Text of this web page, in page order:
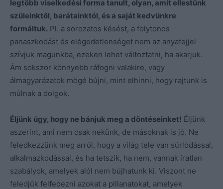
legtöbb viselkedési forma tanult, olyan, amit ellestünk
szüleinktől, barátainktól, és a saját kedvünkre
formáltuk. Pl. a sorozatos késést, a folytonos
panaszkodást és elégedetlenséget nem az anyatejjel
szívjuk magunkba, ezeken lehet változtatni, ha akarjuk.
Ám sokszor könnyebb ráfogni valakire, vagy
álmagyarázatok mögé bújni, mint elhinni, hogy rajtunk is
múlnak a dolgok.
Éljünk úgy, hogy ne bánjuk meg a döntéseinket! Éljünk
aszerint, ami nem csak nekünk, de másoknak is jó. Ne
feledkezzünk meg arról, hogy a világ tele van súrlódással,
alkalmazkodással, és ha tetszik, ha nem, vannak íratlan
szabályok, amelyek alól nem bújhatunk ki. Viszont ne
feledjük felfedezni azokat a pillanatokat, amelyek